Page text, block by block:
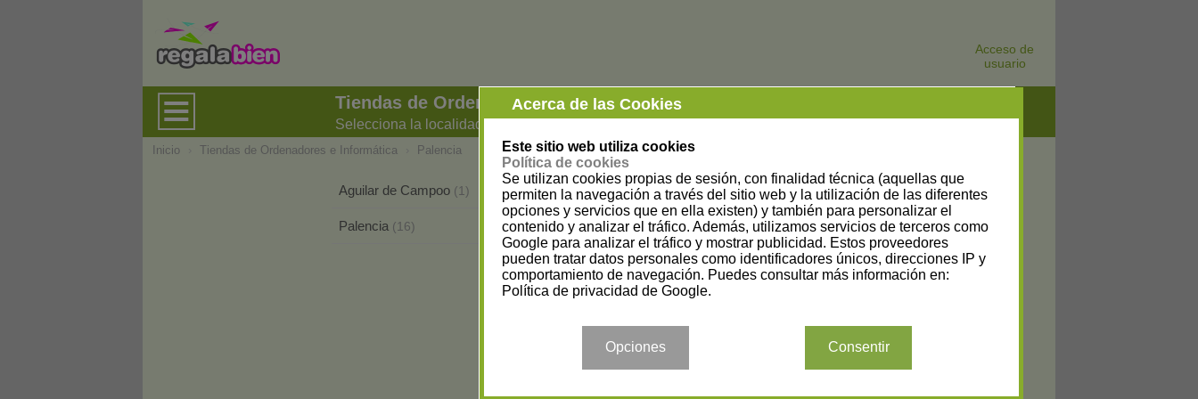
Acceso de
usuario
Tiendas de Ordenadores e Informática en Palencia
Selecciona la localidad
Acerca de las Cookies
Este sitio web utiliza cookies
Política de cookies
Se utilizan cookies propias de sesión, con finalidad técnica (aquellas que
permiten la navegación a través del sitio web y la utilización de las diferentes
opciones y servicios que en ella existen) y también para personalizar el
contenido y analizar el tráfico. Además, utilizamos servicios de terceros como
Google para analizar el tráfico y mostrar publicidad. Estos proveedores
pueden tratar datos personales como identificadores únicos, direcciones IP y
comportamiento de navegación. Puedes consultar más información en:
Política de privacidad de Google.
Opciones Consentir
Inicio Tiendas de Ordenadores e Informática Palencia
Aguilar de Campoo (1) Guardo (2)
Palencia (16)